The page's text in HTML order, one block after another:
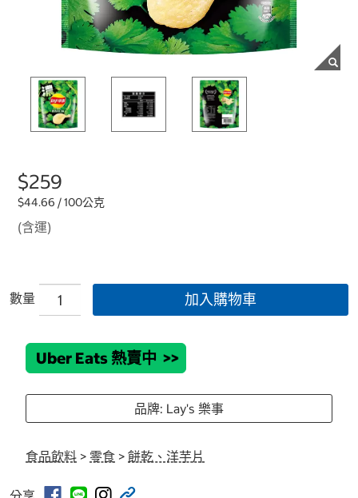
$259
$44.66 / 100公克
(含運)
數量 加入購物車
Uber Eats 熱賣中 >>
品牌: Lay's 樂事
食品飲料 > 零食 > 餅乾、洋芋片